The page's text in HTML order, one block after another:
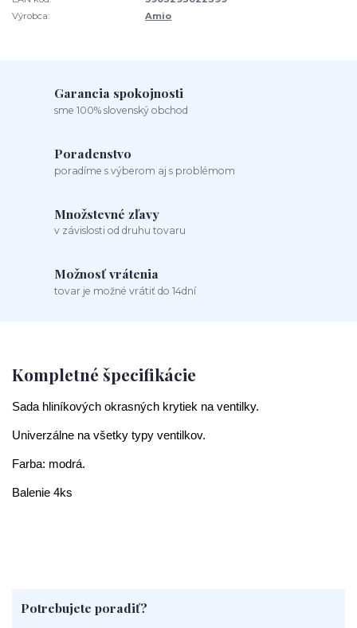
Výrobca:
Amio
Garancia spokojnosti
sme 100% slovenský obchod
Poradenstvo
poradíme s výberom aj s problémom
Množstevné zľavy
v závislosti od druhu tovaru
Možnosť vrátenia
tovar je možné vrátiť do 14dní
Kompletné špecifikácie
Sada hliníkových okrasných krytiek na ventilky.
Univerzálne na všetky typy ventilkov.
Farba: modrá.
Balenie 4ks
Potrebujete poradiť?